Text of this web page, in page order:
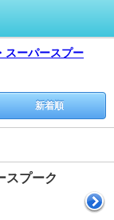
スーパースプー
新着順
スプーク